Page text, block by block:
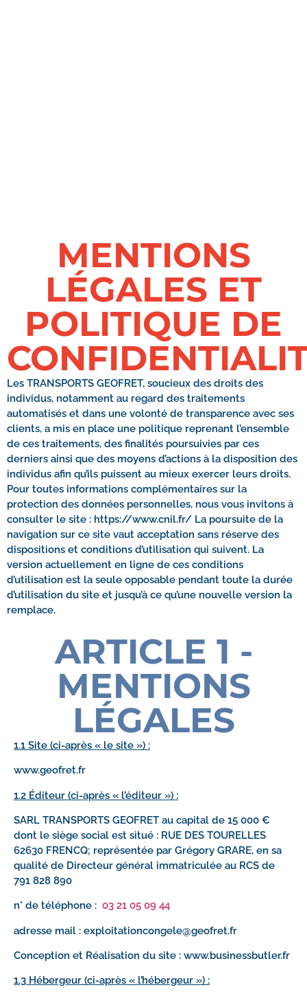
MENTIONS
LÉGALES ET
POLITIQUE DE
Les TRANSPORTS GEOFRET, soucieux des droits des
individus, notamment au regard des traitements
automatisés et dans une volonté de transparence avec ses
clients, a mis en place une politique reprenant l’ensemble
de ces traitements, des finalités poursuivies par ces
derniers ainsi que des moyens d’actions à la disposition des
individus afin qu’ils puissent au mieux exercer leurs droits.
Pour toutes informations complémentaires sur la
protection des données personnelles, nous vous invitons à
consulter le site : https://www.cnil.fr/ La poursuite de la
navigation sur ce site vaut acceptation sans réserve des
dispositions et conditions d’utilisation qui suivent. La
version actuellement en ligne de ces conditions
d’utilisation est la seule opposable pendant toute la durée
d’utilisation du site et jusqu’à ce qu’une nouvelle version la
remplace.
ARTICLE 1 -
MENTIONS
LÉGALES
1.1 Site (ci-après « le site ») :
www.geofret.fr
1.2 Éditeur (ci-après « l’éditeur ») :
SARL TRANSPORTS GEOFRET au capital de 15 000 €
dont le siège social est situé : RUE DES TOURELLES
62630 FRENCQ; représentée par Grégory GRARE, en sa
qualité de Directeur général immatriculée au RCS de
791 828 890
n° de téléphone : 03 21 05 09 44
adresse mail : exploitationcongele@geofret.fr
Conception et Réalisation du site : www.businessbutler.fr
1.3 Hébergeur (ci-après « l’hébergeur ») :